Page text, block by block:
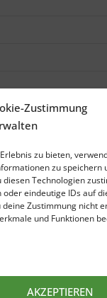
Zustimmung
zu bieten,
zu speichern
diesen Technologien
eindeutige IDs auf
Zustimmung nicht
und Funktionen
AKZEPTIEREN